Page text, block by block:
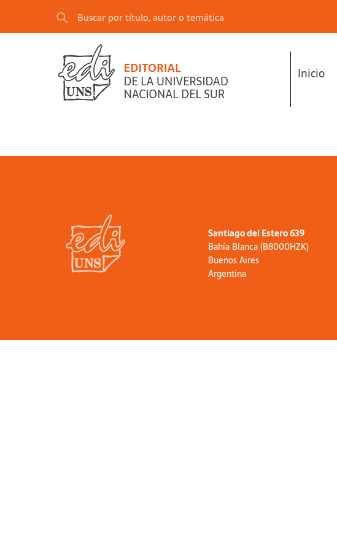
Inicio
Santiago del Estero 639
Bahía Blanca (B8000HZK)
Buenos Aires
Argentina